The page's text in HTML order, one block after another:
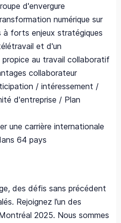
d'envergure
numérique sur
forts enjeux stratégiques
et d'un
au travail collaboratif
collaborateur
/ intéressement /
d'entreprise / Plan
une carrière internationale
64 pays
des défis sans précédent
Rejoignez l’un des
2025. Nous sommes